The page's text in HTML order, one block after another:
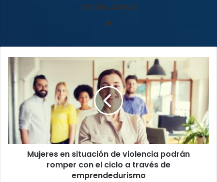
Emilio Araya
situación
violencia
podrán
romper
el
Mujeres en situación de violencia podrán
romper con el ciclo a través de
emprendedurismo